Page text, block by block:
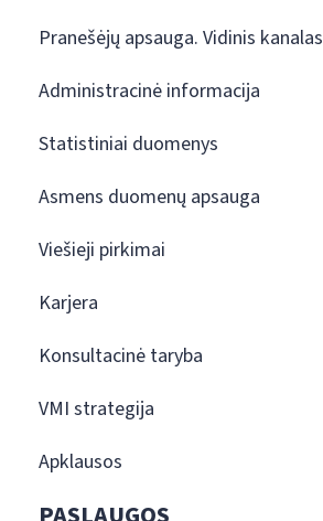
Pranešėjų apsauga. Vidinis kanalas
Administracinė informacija
Statistiniai duomenys
Asmens duomenų apsauga
Viešieji pirkimai
Karjera
Konsultacinė taryba
VMI strategija
Apklausos